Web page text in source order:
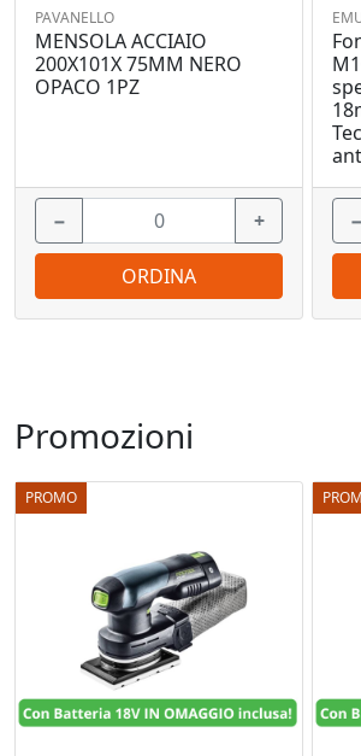
Promozioni
PROMO
PAVANELLO
MENSOLA ACCIAIO
200X101X 75MM NERO
OPACO 1PZ
− +
ORDINA
−